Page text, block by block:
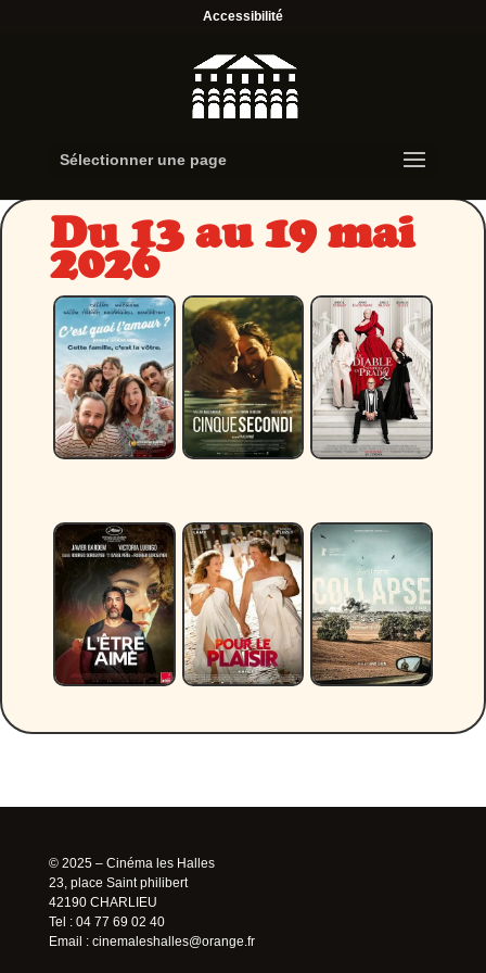
Accessibilité
Sélectionner une page
Du 13 au 19 mai
2026
© 2025 – Cinéma les Halles
23, place Saint philibert
42190 CHARLIEU
Tel : 04 77 69 02 40
Email : cinemaleshalles@orange.fr